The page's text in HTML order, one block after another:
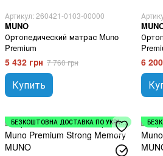
Артикул: 260421-0103-00000
MUNO
Ортопедический матрас Muno
Premium
5 432 грн 7 760 грн
Купить
6
БЕЗКОШТОВНА ДОСТАВКА ПО УКРАЇНІ